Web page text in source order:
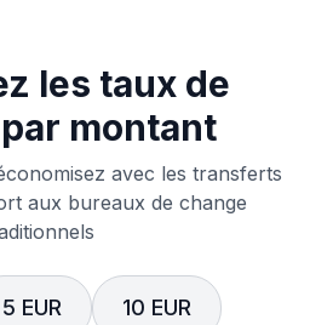
les taux de
montant
avec les transferts
aux bureaux de change
5 EUR 10 EUR